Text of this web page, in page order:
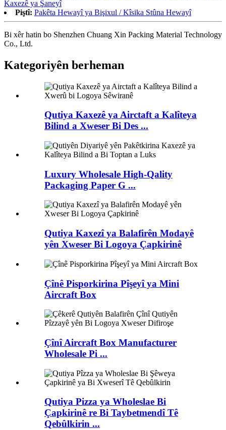
Kaxezê ya Şaneyî
Piştî: Pakêta Hewayî ya Bişixul / Kîsika Stûna Hewayî
Bi xêr hatin bo Shenzhen Chuang Xin Packing Material Technology
Co., Ltd.
Kategoriyên berheman
Qutiya Kaxezê ya Airctaft a Kalîteya
Bilind a Xweser Bi Des ...
Luxury Wholesale High-Qality
Packaging Paper G ...
Qutiya Kaxezî ya Balafirên Modayê
yên Xweser Bi Logoya Çapkirinê
Çînê Pisporkirina Pîşeyî ya Mini
Aircraft Box
Çînî Aircraft Box Manufacturer
Wholesale Pi ...
Qutiya Pizza ya Wholeslae Bi
Çapkirinê re Bi Taybetmendî Tê
Qebûlkirin ...